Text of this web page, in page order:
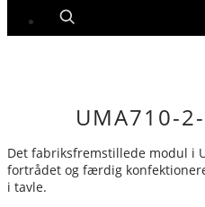
UMA710-
Det fabriksfremstillede modul i
fortrådet og færdig
i tavle.